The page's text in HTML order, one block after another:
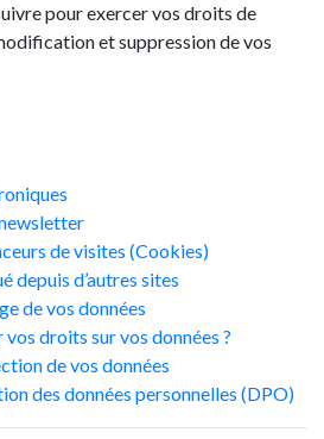
pour exercer vos droits de
et suppression de vos
de visites (Cookies)
depuis d’autres sites
de vos données
droits sur vos données ?
de vos données
des données personnelles (DPO)